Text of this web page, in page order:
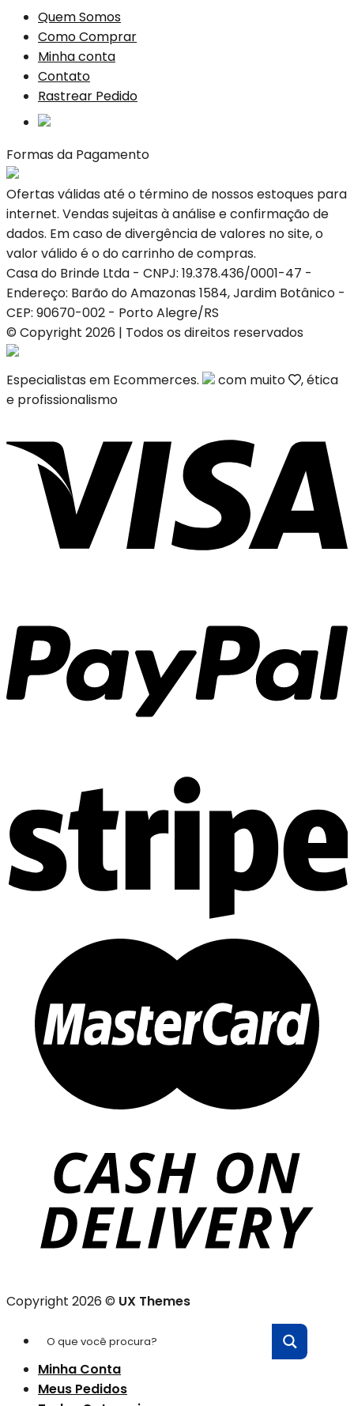
Quem Somos
Como Comprar
Minha conta
Contato
Rastrear Pedido
Formas da Pagamento
Ofertas válidas até o término de nossos estoques para
internet. Vendas sujeitas à análise e confirmação de
dados. Em caso de divergência de valores no site, o
valor válido é o do carrinho de compras.
Casa do Brinde Ltda - CNPJ: 19.378.436/0001-47 -
Endereço: Barão do Amazonas 1584, Jardim Botânico -
CEP: 90670-002 - Porto Alegre/RS
© Copyright 2026 | Todos os direitos reservados
Especialistas em Ecommerces. com muito
, ética
e profissionalismo
Copyright 2026 © UX Themes
Minha Conta
Meus Pedidos